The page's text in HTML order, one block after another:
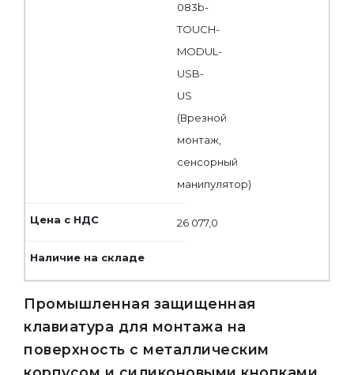
083b-
TOUCH-
MODUL-
USB-
US
(Врезной
монтаж,
сенсорный
манипулятор)
26 077,0
Промышленная защищенная
клавиатура для монтажа на
поверхность с металлическим